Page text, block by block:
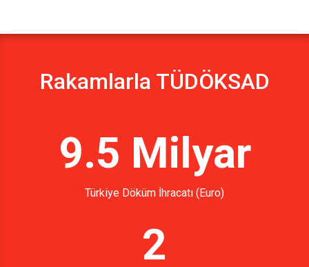
Rakamlarla TÜDÖKSAD
9.5 Milyar
Türkiye Döküm İhracatı (Euro)
2